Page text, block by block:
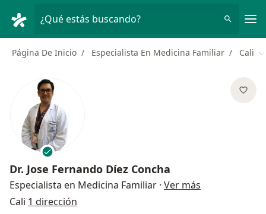
¿Qué estás buscando?
Página De Inicio Especialista En Medicina Familiar Cali
Dr. Jose Fernando Díez Concha
Especialista en Medicina Familiar · Ver más
Cali 1 dirección